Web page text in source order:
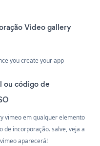
Video gallery
you create your app
ou código de
vimeo em qualquer elemento
de incorporação. salve, veja a
aparecerá!